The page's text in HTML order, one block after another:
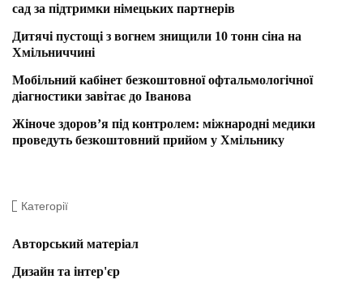
сад за підтримки німецьких партнерів
Дитячі пустощі з вогнем знищили 10 тонн сіна на
Хмільниччині
Мобільний кабінет безкоштовної офтальмологічної
діагностики завітає до Іванова
Жіноче здоров’я під контролем: міжнародні медики
проведуть безкоштовний прийом у Хмільнику
Категорії
Авторський матеріал
Дизайн та інтер'єр